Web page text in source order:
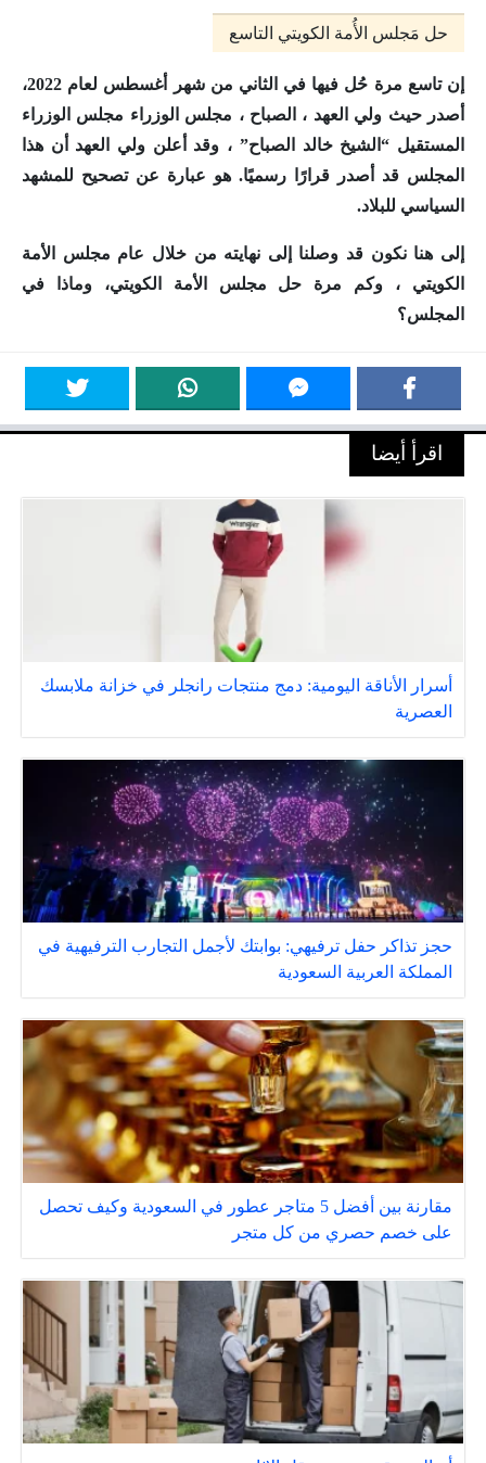
حل مَجلس الأُمة الكويتي التاسع
إن تاسع مرة حُل فيها في الثاني من شهر أغسطس لعام 2022
،
أصدر حيث ولي العهد ، الصباح ، مجلس الوزراء مجلس الوزراء
المستقيل “الشيخ خالد الصباح” ، وقد أعلن ولي العهد أن هذا
المجلس قد أصدر قرارًا رسميًا. هو عبارة عن تصحيح للمشهد
السياسي للبلاد.
إلى هنا نكون قد وصلنا إلى نهايته من خلال عام مجلس الأمة
الكويتي ، وكم مرة حل مجلس الأمة الكويتي، وماذا في
المجلس؟
اقرأ أيضا
أسرار الأناقة اليومية: دمج منتجات رانجلر في خزانة ملابسك
العصرية
حجز تذاكر حفل ترفيهي: بوابتك لأجمل التجارب الترفيهية في
المملكة العربية السعودية
مقارنة بين أفضل 5 متاجر عطور في السعودية وكيف تحصل
على خصم حصري من كل متجر